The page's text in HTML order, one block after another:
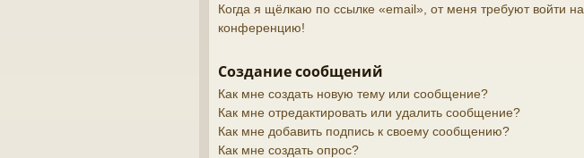
Когда я щёлкаю по ссылке «email», от меня требуют войти на
конференцию!
Создание сообщений
Как мне создать новую тему или сообщение?
Как мне отредактировать или удалить сообщение?
Как мне добавить подпись к своему сообщению?
Как мне создать опрос?